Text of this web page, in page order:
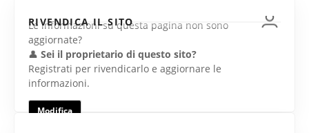
RIVENDICA IL SITO
Le informazioni su questa pagina non sono
aggiornate?
👤 Sei il proprietario di questo sito?
Registrati per rivendicarlo e aggiornare le
informazioni.
Modifica